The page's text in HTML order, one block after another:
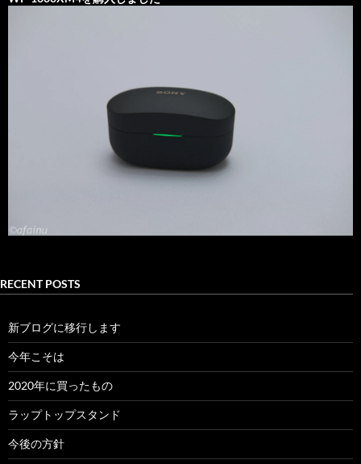
RECENT POSTS
新ブログに移行します
今年こそは
2020年に買ったもの
ラップトップスタンド
今後の方針